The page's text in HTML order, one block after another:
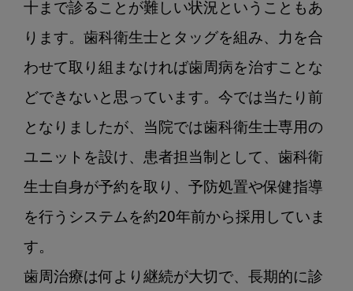
十まで診ることが難しい状況ということもあ
ります。歯科衛生士とタッグを組み、力を合
わせて取り組まなければ歯周病を治すことな
どできないと思っています。今では当たり前
となりましたが、当院では歯科衛生士専用の
ユニットを設け、患者担当制として、歯科衛
生士自身が予約を取り、予防処置や保健指導
を行うシステムを約20年前から採用していま
す。
歯周治療は何より継続が大切で、長期的に診